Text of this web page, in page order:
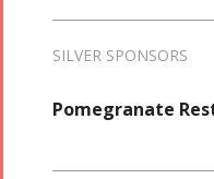
SILVER SPONSORS
Pomegranate